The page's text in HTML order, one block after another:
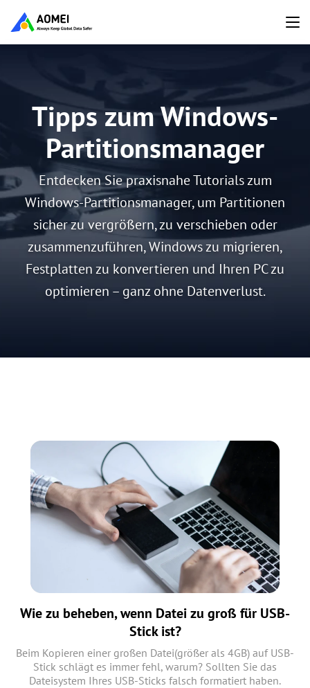
Tipps zum Windows-
Partitionsmanager
Entdecken Sie praxisnahe Tutorials zum
Windows-Partitionsmanager, um Partitionen
sicher zu vergrößern, zu verschieben oder
zusammenzuführen, Windows zu migrieren,
Festplatten zu konvertieren und Ihren PC zu
optimieren – ganz ohne Datenverlust.
Wie zu beheben, wenn Datei zu groß für USB-
Stick ist?
Beim Kopieren einer großen Datei(größer als 4GB) auf USB-
Stick schlägt es immer fehl, warum? Sollten Sie das
Dateisystem Ihres USB-Sticks falsch formatiert haben.